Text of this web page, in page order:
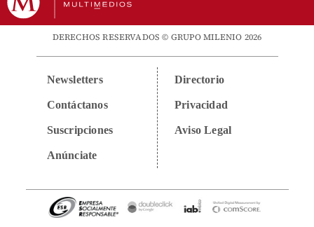
DERECHOS RESERVADOS © GRUPO MILENIO 2026
Newsletters
Contáctanos
Suscripciones
Anúnciate
Directorio
Privacidad
Aviso Legal